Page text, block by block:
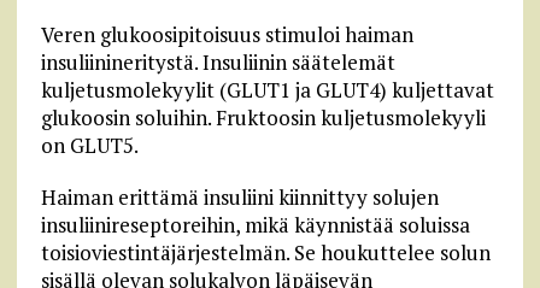
Veren glukoosipitoisuus stimuloi haiman
insuliinineritystä. Insuliinin säätelemät
kuljetusmolekyylit (GLUT1 ja GLUT4) kuljettavat
glukoosin soluihin. Fruktoosin kuljetusmolekyyli
on GLUT5.
Haiman erittämä insuliini kiinnittyy solujen
insuliinireseptoreihin, mikä käynnistää soluissa
toisioviestintäjärjestelmän. Se houkuttelee solun
sisällä olevan solukalvon läpäisevän